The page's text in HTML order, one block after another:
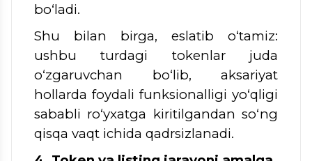
bo‘ladi.
Shu bilan birga, eslatib o‘tamiz:
ushbu turdagi tokenlar juda
o‘zgaruvchan bo‘lib, aksariyat
hollarda foydali funksionalligi yo‘qligi
sababli ro‘yxatga kiritilgandan so‘ng
qisqa vaqt ichida qadrsizlanadi.